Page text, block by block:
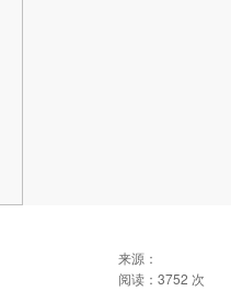
来源：
阅读： 3752 次